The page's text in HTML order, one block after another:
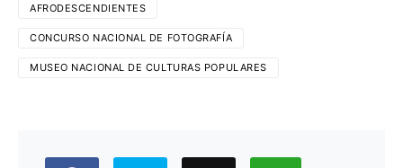
AFRODESCENDIENTES
CONCURSO NACIONAL DE FOTOGRAFÍA
MUSEO NACIONAL DE CULTURAS POPULARES